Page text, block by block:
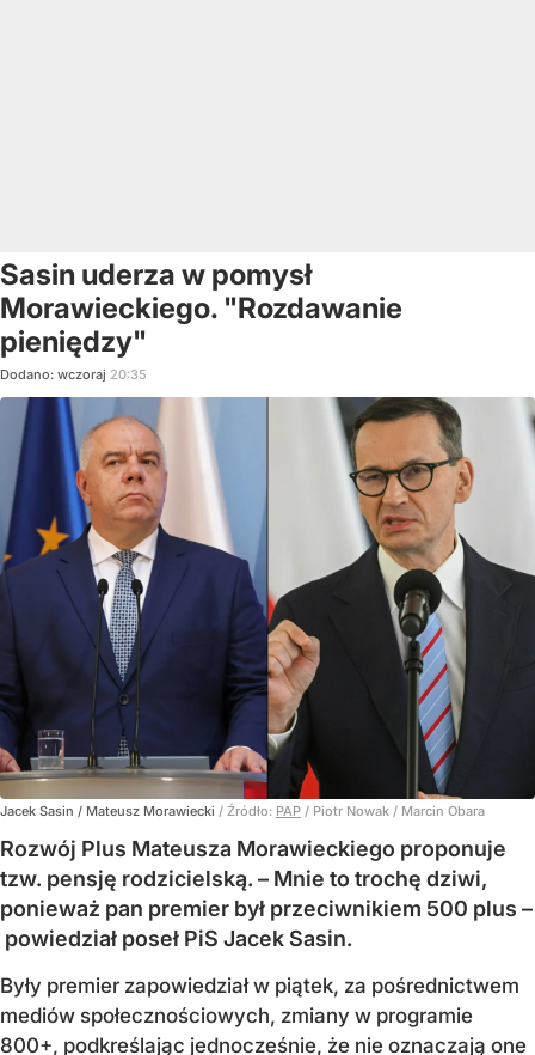
Sasin uderza w pomysł
Morawieckiego. "Rozdawanie
pieniędzy"
Dodano: wczoraj 20:35
Jacek Sasin / Mateusz Morawiecki / Źródło: PAP / Piotr Nowak / Marcin Obara
Rozwój Plus Mateusza Morawieckiego proponuje
tzw. pensję rodzicielską. – Mnie to trochę dziwi,
ponieważ pan premier był przeciwnikiem 500 plus –
powiedział poseł PiS Jacek Sasin.
Były premier zapowiedział w piątek, za pośrednictwem
mediów społecznościowych, zmiany w programie
800+, podkreślając jednocześnie, że nie oznaczają one